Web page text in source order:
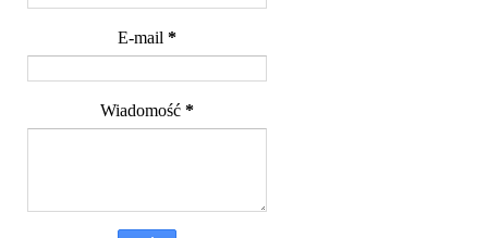
E-mail *
Wiadomość *